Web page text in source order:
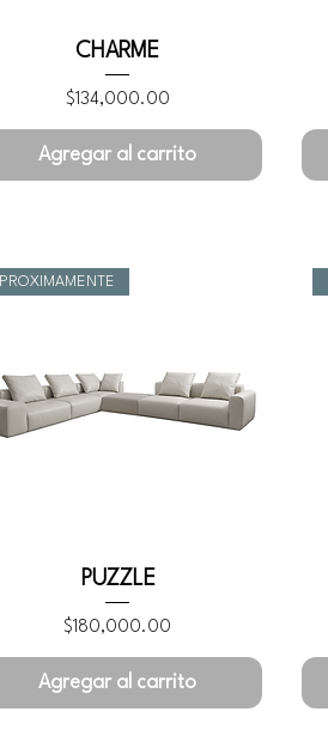
CHARME
Precio
$134,000.00
Agregar al carrito
PROXIMAMENTE
PUZZLE
Precio
$180,000.00
Agregar al carrito